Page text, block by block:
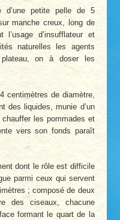
d’une petite pelle de 5
manche creux, long de
l’usage d’insufflateur et
naturelles les agents
on à doser les
centimètres de diamètre,
des liquides, munie d’un
les pommades et
vers son fonds paraît
dont le rôle est difficile
parmi ceux qui servent
; composé de deux
des ciseaux, chacune
formant le quart de la